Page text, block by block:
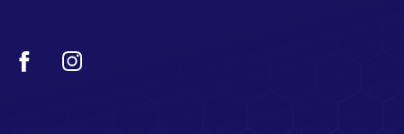
FacebookInstagram